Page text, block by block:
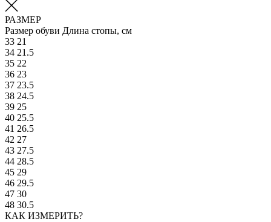
РАЗМЕР
Размер обуви Длина стопы, см
33 21
34 21.5
35 22
36 23
37 23.5
38 24.5
39 25
40 25.5
41 26.5
42 27
43 27.5
44 28.5
45 29
46 29.5
47 30
48 30.5
КАК ИЗМЕРИТЬ?